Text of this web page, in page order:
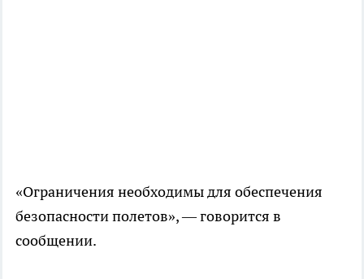
«Ограничения необходимы для обеспечения
безопасности полетов», — говорится в
сообщении.